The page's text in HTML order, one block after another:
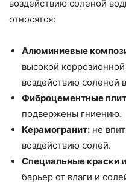
воздействию соленой
относятся:
Алюминиевые
высокой
воздействию соленой
Фиброцементные
подвержены гниению.
Керамогранит: не
воздействию солей.
Специальные краски
барьер от влаги и